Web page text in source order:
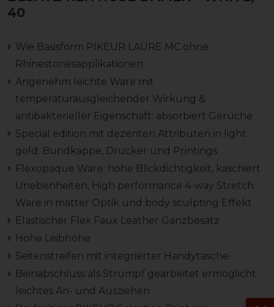
40
Wie Basisform PIKEUR LAURE MC ohne
Rhinestonesapplikationen
Angenehm leichte Ware mit
temperaturausgleichender Wirkung &
antibakterieller Eigenschaft: absorbiert Gerüche
Special edition mit dezenten Attributen in light
gold: Bundkappe, Drucker und Printings
Flexopaque Ware: hohe Blickdichtigkeit, kaschiert
Unebenheiten, High performance 4-way Stretch
Ware in matter Optik und body sculpting Effekt
Elastischer Flex Faux Leather Ganzbesatz
Hohe Leibhöhe
Seitenstreifen mit integrierter Handytasche
Beinabschluss als Strumpf gearbeitet ermöglicht
leichtes An- und Ausziehen